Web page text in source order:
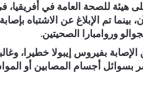
هيئة للصحة العامة في أفريقيا،
وروامبارا الصحيتين.
بفيروس إيبولا خطيرا،
بسوائل أجسام المصابين أو